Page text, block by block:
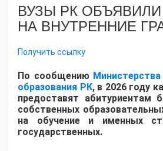
ВУЗЫ РК
НА ВНУТРЕННИЕ
Получить ссылку
По сообщению
образования РК, в 2026 году
предоставят абитуриентам
собственных
на обучение и именных
государственных.